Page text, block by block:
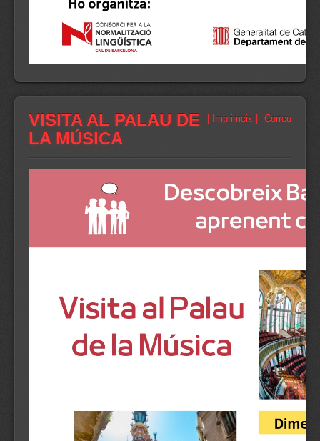
Correu
| Imprimeix |
VISITA AL PALAU DE
LA MÚSICA